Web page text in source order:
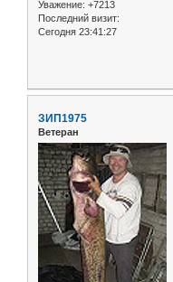
Уважение: +7213
Последний визит:
Сегодня 23:41:27
ЗИП1975
Ветеран